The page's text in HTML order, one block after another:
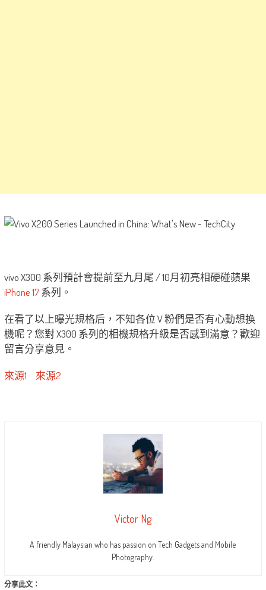
vivo X300 系列預計會提前至九月尾 / 10月初亮相硬碰蘋果
iPhone 17系列。
在看了以上曝光規格后，不知各位 V 粉們是否有心動想換
機呢？您對 X300 系列的相機規格升級是否感到滿意？歡迎
留言分享意見。
來源1 來源2
Victor Ng
A friendly Malaysian who has passion on Tech Gadgets and Mobile
Photography.
分享此文：